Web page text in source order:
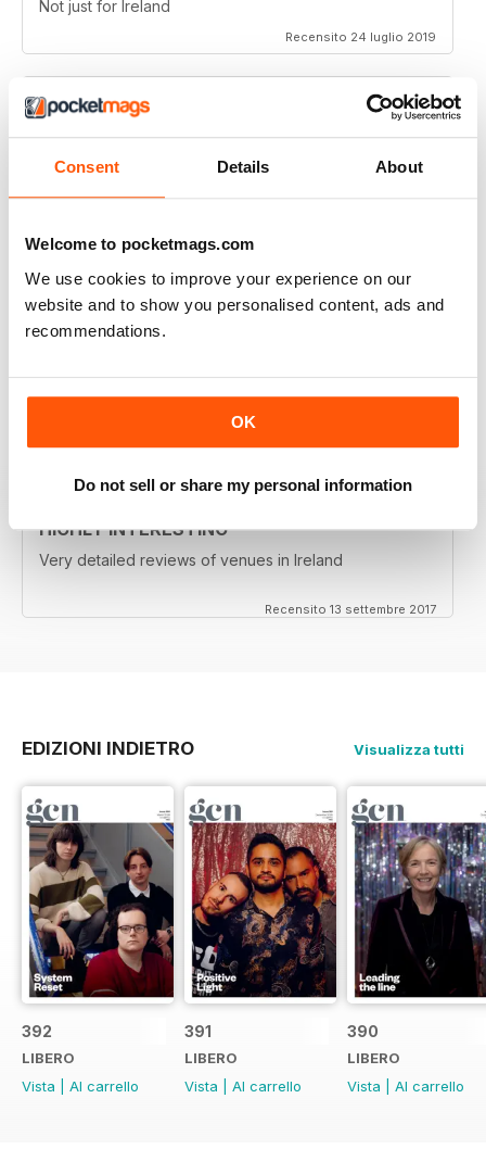
Consent Details About
Welcome to pocketmags.com
We use cookies to improve your experience on our
website and to show you personalised content, ads and
recommendations.
OK
Do not sell or share my personal information
Not just for Ireland
Recensito 24 luglio 2019
BEST OF GCN OFFERS!
It's a good magazine for the LGBT community!
HIGHLY INTERESTING
Very detailed reviews of venues in Ireland
Recensito 13 settembre 2017
EDIZIONI INDIETRO Visualizza tutti
392
LIBERO
Vista
Al carrello
391
LIBERO
Vista
Al carrello
390
LIBERO
Vista
Al carrello